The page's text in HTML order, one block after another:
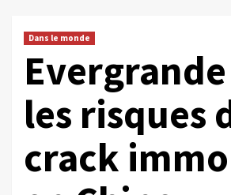
Dans le monde
les risques
crack